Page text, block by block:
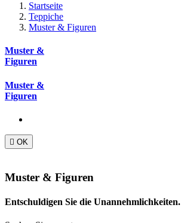
Startseite
Teppiche
Muster & Figuren
Muster &
Figuren
Muster &
Figuren
 OK
Muster & Figuren
Entschuldigen Sie die Unannehmlichkeiten.